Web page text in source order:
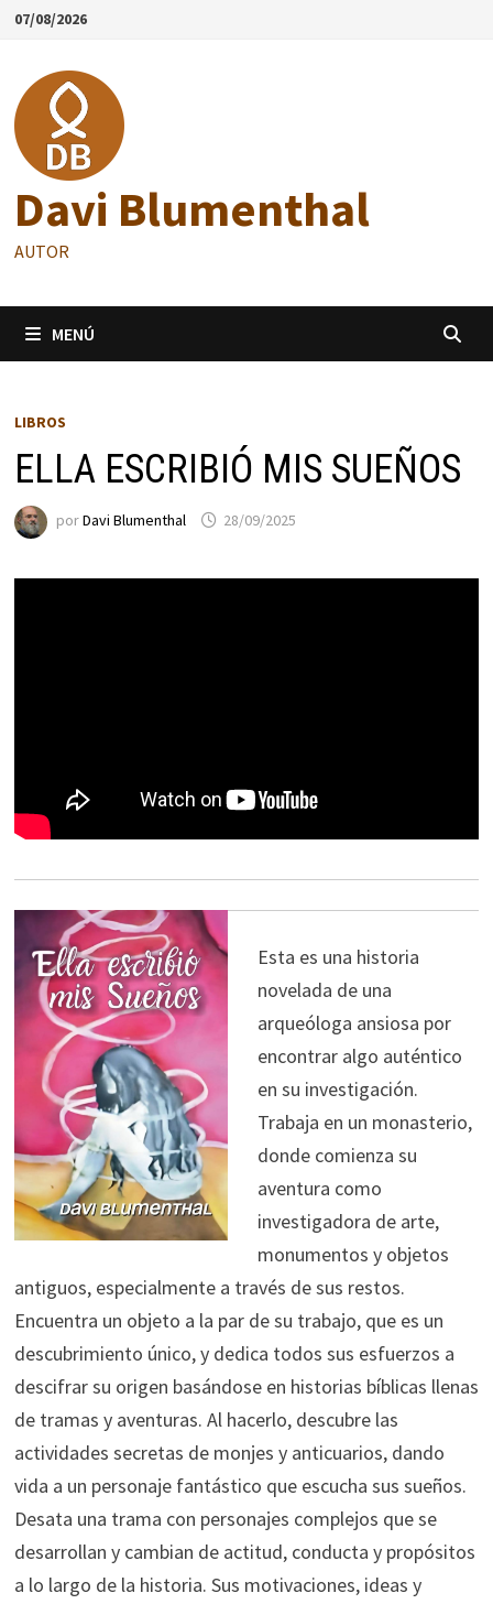
Saltar
contenido
07/08/2026
Davi Blumenthal
AUTOR
MENÚ
LIBROS
ELLA ESCRIBIÓ MIS SUEÑOS
porDavi Blumenthal 28/09/2025
Esta es una historia
novelada de una
arqueóloga ansiosa por
encontrar algo auténtico
en su investigación.
Trabaja en un monasterio,
donde comienza su
aventura como
investigadora de arte,
monumentos y objetos
antiguos, especialmente a través de sus restos.
Encuentra un objeto a la par de su trabajo, que es un
descubrimiento único, y dedica todos sus esfuerzos a
descifrar su origen basándose en historias bíblicas llenas
de tramas y aventuras. Al hacerlo, descubre las
actividades secretas de monjes y anticuarios, dando
vida a un personaje fantástico que escucha sus sueños.
Desata una trama con personajes complejos que se
desarrollan y cambian de actitud, conducta y propósitos
a lo largo de la historia. Sus motivaciones, ideas y